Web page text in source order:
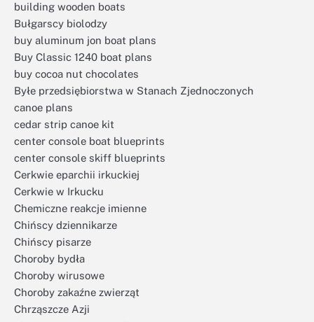
building wooden boats
Bułgarscy biolodzy
buy aluminum jon boat plans
Buy Classic 1240 boat plans
buy cocoa nut chocolates
Byłe przedsiębiorstwa w Stanach Zjednoczonych
canoe plans
cedar strip canoe kit
center console boat blueprints
center console skiff blueprints
Cerkwie eparchii irkuckiej
Cerkwie w Irkucku
Chemiczne reakcje imienne
Chińscy dziennikarze
Chińscy pisarze
Choroby bydła
Choroby wirusowe
Choroby zakaźne zwierząt
Chrząszcze Azji